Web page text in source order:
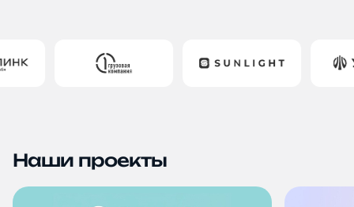
Отрасли
Политика
конфиденциальности
Наши проекты